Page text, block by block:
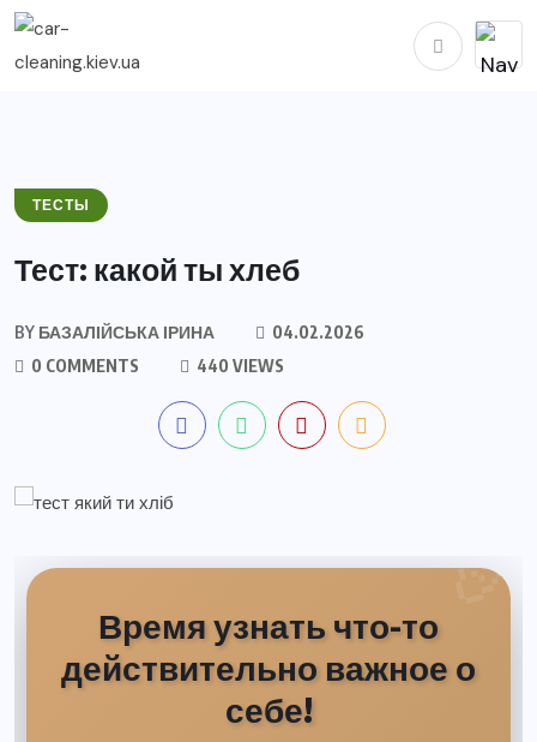
ТЕСТЫ
Тест: какой ты хлеб
BY БАЗАЛІЙСЬКА ІРИНА
04.02.2026
0 COMMENTS
440 VIEWS
Время узнать что-то
действительно важное о
себе!